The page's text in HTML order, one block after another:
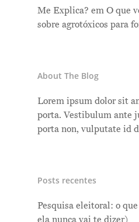
Me Explica? em O que
sobre agrotóxicos para
About The Blog
Lorem ipsum dolor sit
porta. Vestibulum ante
porta non, vulputate id
Posts recentes
Pesquisa eleitoral: o